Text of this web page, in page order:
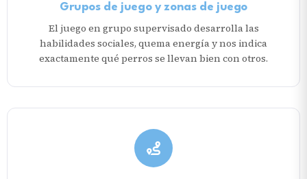
Grupos de juego y zonas de juego
El juego en grupo supervisado desarrolla las
habilidades sociales, quema energía y nos indica
exactamente qué perros se llevan bien con otros.